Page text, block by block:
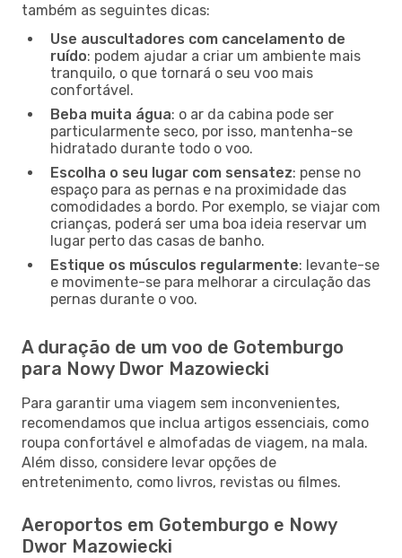
também as seguintes dicas:
Use auscultadores com cancelamento de
ruído: podem ajudar a criar um ambiente mais
tranquilo, o que tornará o seu voo mais
confortável.
Beba muita água: o ar da cabina pode ser
particularmente seco, por isso, mantenha-se
hidratado durante todo o voo.
Escolha o seu lugar com sensatez: pense no
espaço para as pernas e na proximidade das
comodidades a bordo. Por exemplo, se viajar com
crianças, poderá ser uma boa ideia reservar um
lugar perto das casas de banho.
Estique os músculos regularmente: levante-se
e movimente-se para melhorar a circulação das
pernas durante o voo.
A duração de um voo de Gotemburgo
para Nowy Dwor Mazowiecki
Para garantir uma viagem sem inconvenientes,
recomendamos que inclua artigos essenciais, como
roupa confortável e almofadas de viagem, na mala.
Além disso, considere levar opções de
entretenimento, como livros, revistas ou filmes.
Aeroportos em Gotemburgo e Nowy
Dwor Mazowiecki